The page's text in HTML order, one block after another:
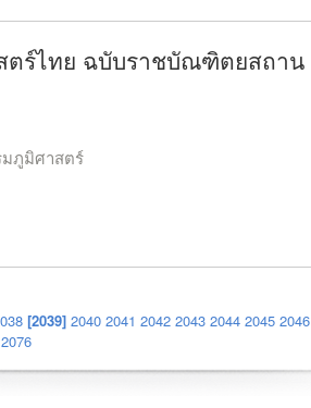
ตร์ไทย ฉบับราชบัณฑิตยสถาน
มภูมิศาสตร์
[2039] 2040 2041 2042 2043 2044 2045 2046
2076